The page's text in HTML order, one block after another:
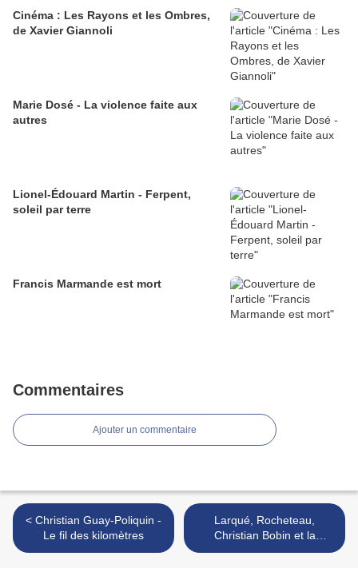
Cinéma : Les Rayons et les Ombres,
de Xavier Giannoli
Marie Dosé - La violence faite aux
autres
Lionel-Édouard Martin - Ferpent,
soleil par terre
Francis Marmande est mort
Commentaires
Ajouter un commentaire
< Christian Guay-Poliquin -
Le fil des kilomètres
Larqué, Rocheteau,
Christian Bobin et la
démocratie >